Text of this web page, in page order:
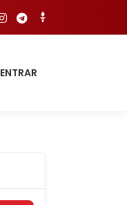
ENTRAR